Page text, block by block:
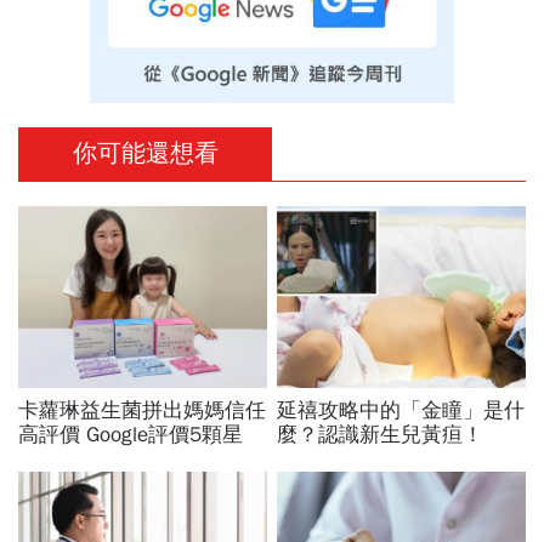
你可能還想看
卡蘿琳益生菌拼出媽媽信任
高評價 Google評價5顆星
延禧攻略中的「金瞳」是什
麼？認識新生兒黃疸！